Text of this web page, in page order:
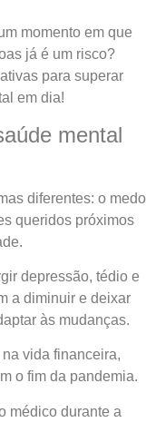
momento em que
já é um risco?
para superar
em dia!
mental
diferentes: o medo
queridos próximos
depressão, tédio e
a diminuir e deixar
às mudanças.
vida financeira,
o fim da pandemia.
médico durante a